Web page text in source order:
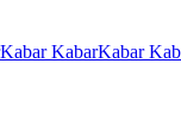
Kabar KabarKabar